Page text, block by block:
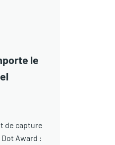
le
de capture
Award :